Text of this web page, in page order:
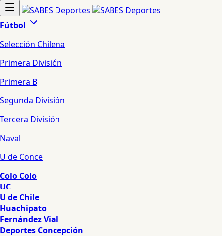
Fútbol
Selección Chilena
Primera División
Primera B
Segunda División
Tercera División
Naval
U de Conce
Colo Colo
UC
U de Chile
Huachipato
Fernández Vial
Deportes Concepción